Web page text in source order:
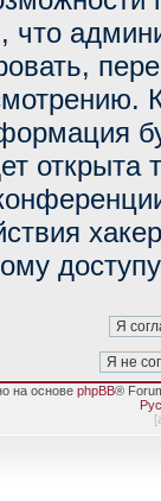
что
открыта
на основе phpBB®
[